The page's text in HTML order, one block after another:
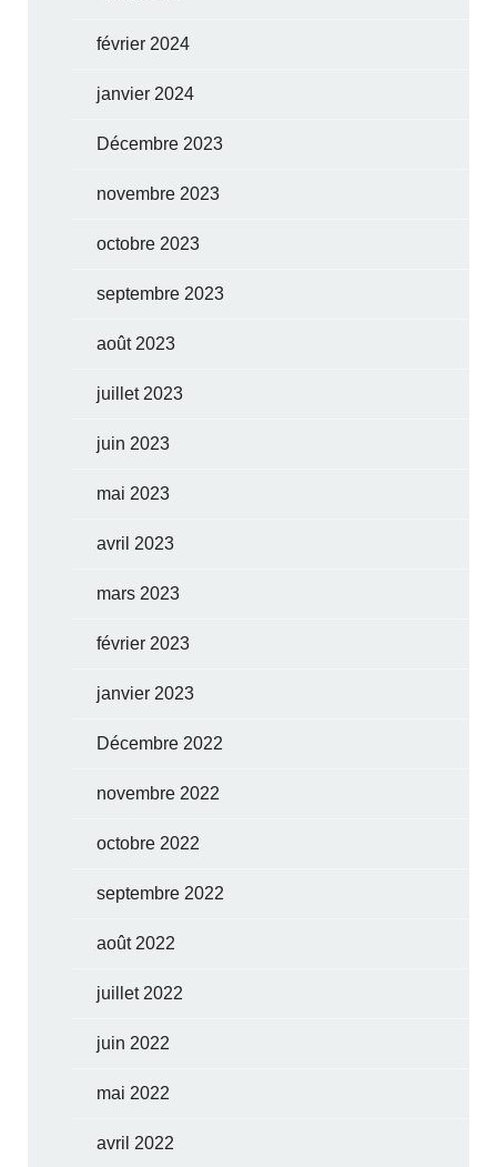
février 2024
janvier 2024
Décembre 2023
novembre 2023
octobre 2023
septembre 2023
août 2023
juillet 2023
juin 2023
mai 2023
avril 2023
mars 2023
février 2023
janvier 2023
Décembre 2022
novembre 2022
octobre 2022
septembre 2022
août 2022
juillet 2022
juin 2022
mai 2022
avril 2022